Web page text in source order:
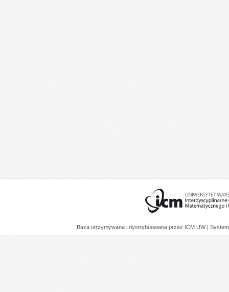
Baza utrzymywana i dystrybuowana przez ICM UW |